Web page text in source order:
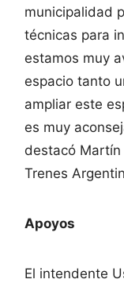
municipalidad
técnicas para
estamos muy
espacio tanto
ampliar este
es muy
destacó
Trenes
Apoyos
El intendente